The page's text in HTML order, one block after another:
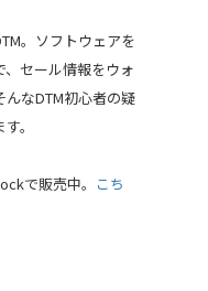
。ソフトウェアを
、セール情報をウォ
なDTM初心者の疑
。
で販売中。 こち